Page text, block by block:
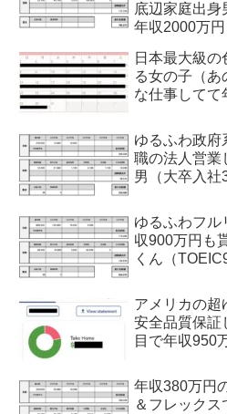
底辺家庭出身
年収2000万円
日本最大級の
る女の子（あ
な仕事してて
ゆるふわ政府
職の法人営業
男（大卒入社
ゆるふわフル
収900万円も
くん（
アメリカの超
安全品質保証
目で年収950
年収380万円
＆フレック